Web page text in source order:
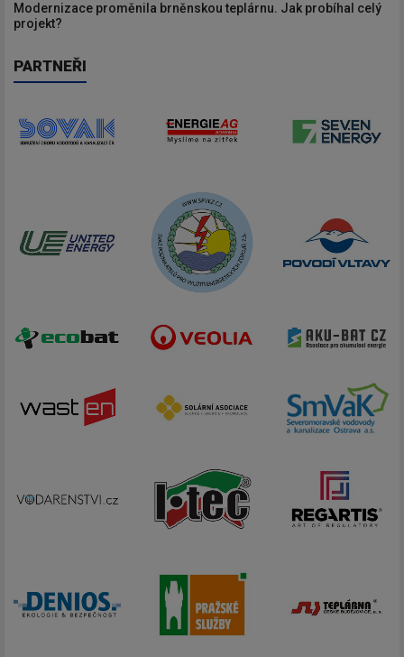
Modernizace proměnila brněnskou teplárnu. Jak probíhal celý
projekt?
PARTNEŘI